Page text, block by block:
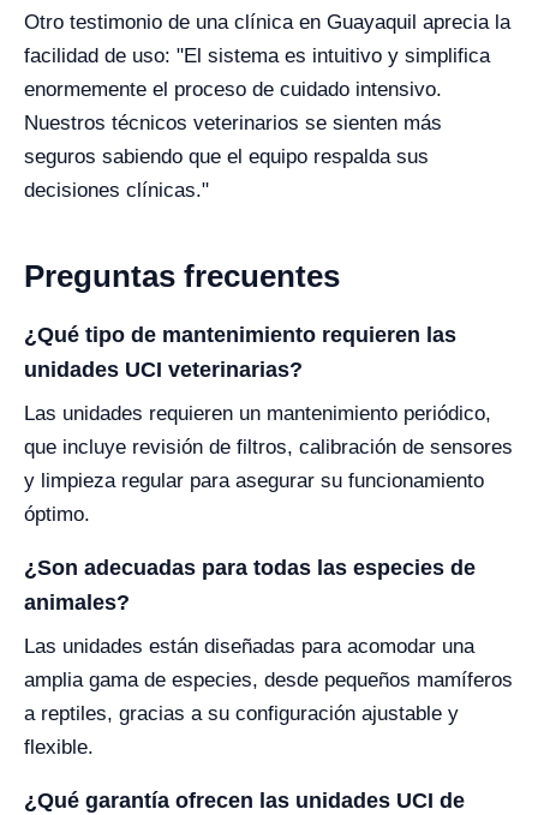
Otro testimonio de una clínica en Guayaquil aprecia la
facilidad de uso: "El sistema es intuitivo y simplifica
enormemente el proceso de cuidado intensivo.
Nuestros técnicos veterinarios se sienten más
seguros sabiendo que el equipo respalda sus
decisiones clínicas."
Preguntas frecuentes
¿Qué tipo de mantenimiento requieren las
unidades UCI veterinarias?
Las unidades requieren un mantenimiento periódico,
que incluye revisión de filtros, calibración de sensores
y limpieza regular para asegurar su funcionamiento
óptimo.
¿Son adecuadas para todas las especies de
animales?
Las unidades están diseñadas para acomodar una
amplia gama de especies, desde pequeños mamíferos
a reptiles, gracias a su configuración ajustable y
flexible.
¿Qué garantía ofrecen las unidades UCI de